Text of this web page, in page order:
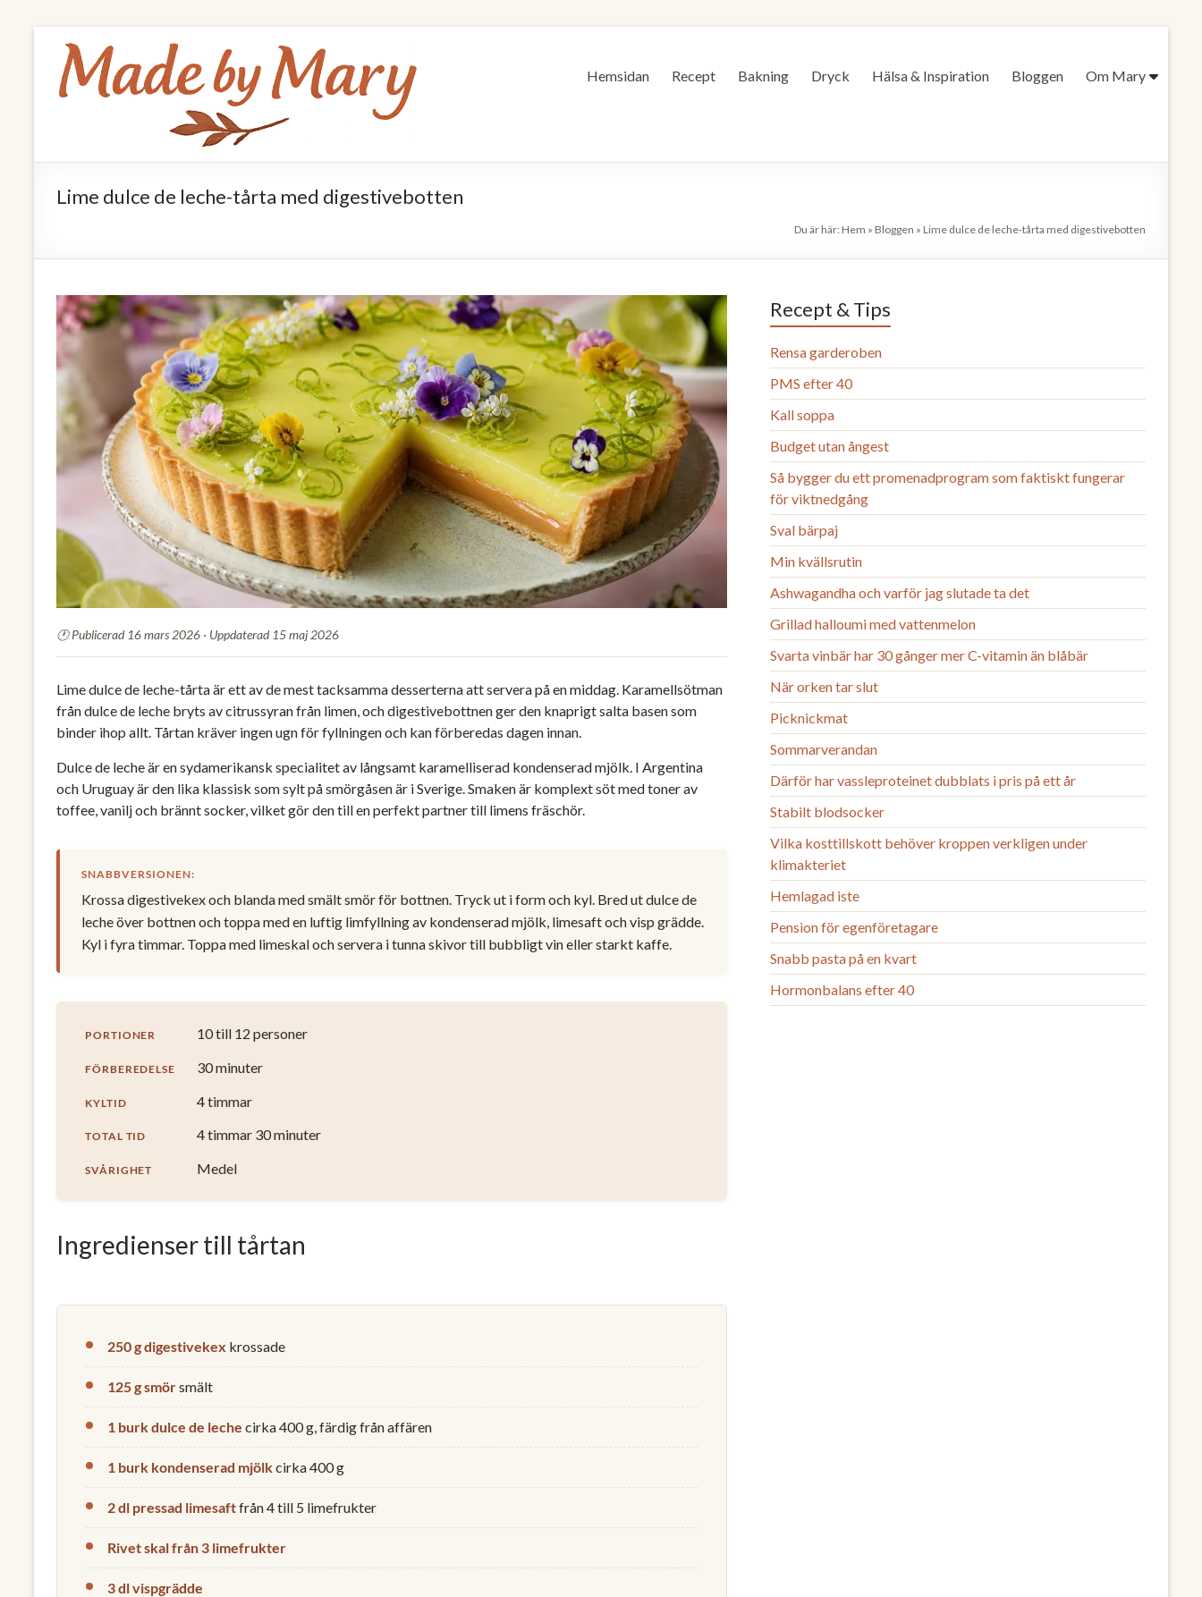
content
Made
by
Allt
om
mat
Hemsidan Recept Bakning Dryck Hälsa & Inspiration Bloggen Om Mary
Lime dulce de leche-tårta med digestivebotten
Du är här: Hem » Bloggen » Lime dulce de leche-tårta med digestivebotten
Publicerad 16 mars 2026 · Uppdaterad 15 maj 2026
Lime dulce de leche-tårta är ett av de mest tacksamma desserterna att servera på en middag. Karamellsötman
från dulce de leche bryts av citrussyran från limen, och digestivebottnen ger den knaprigt salta basen som
binder ihop allt. Tårtan kräver ingen ugn för fyllningen och kan förberedas dagen innan.
Dulce de leche är en sydamerikansk specialitet av långsamt karamelliserad kondenserad mjölk. I Argentina
och Uruguay är den lika klassisk som sylt på smörgåsen är i Sverige. Smaken är komplext söt med toner av
toffee, vanilj och brännt socker, vilket gör den till en perfekt partner till limens fräschör.
SNABBVERSIONEN:
Krossa digestivekex och blanda med smält smör för bottnen. Tryck ut i form och kyl. Bred ut dulce de
leche över bottnen och toppa med en luftig limfyllning av kondenserad mjölk, limesaft och visp grädde.
Kyl i fyra timmar. Toppa med limeskal och servera i tunna skivor till bubbligt vin eller starkt kaffe.
PORTIONER 10 till 12 personer
FÖRBEREDELSE 30 minuter
KYLTID 4 timmar
TOTAL TID 4 timmar 30 minuter
SVÅRIGHET Medel
Ingredienser till tårtan
250 g digestivekex krossade
125 g smörsmält
1 burk dulce de leche cirka 400 g, färdig från affären
1 burk kondenserad mjölkcirka 400 g
2 dl pressad limesaftfrån 4 till 5 limefrukter
Rivet skal från 3 limefrukter
3 dl vispgrädde
Recept & Tips
Rensa garderoben
PMS efter 40
Kall soppa
Budget utan ångest
Så bygger du ett promenadprogram som faktiskt fungerar
för viktnedgång
Sval bärpaj
Min kvällsrutin
Ashwagandha och varför jag slutade ta det
Grillad halloumi med vattenmelon
Svarta vinbär har 30 gånger mer C-vitamin än blåbär
När orken tar slut
Picknickmat
Sommarverandan
Därför har vassleproteinet dubblats i pris på ett år
Stabilt blodsocker
Vilka kosttillskott behöver kroppen verkligen under
klimakteriet
Hemlagad iste
Pension för egenföretagare
Snabb pasta på en kvart
Hormonbalans efter 40